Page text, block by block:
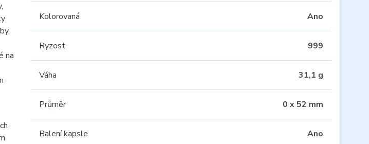
na
Kolorovaná Ano
Ryzost 999
Váha 31,1 g
Průměr 0 x 52 mm
Balení kapsle Ano